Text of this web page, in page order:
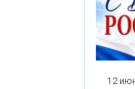
12